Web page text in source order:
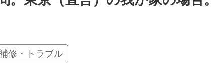
修・トラブル